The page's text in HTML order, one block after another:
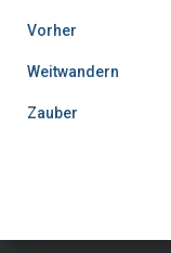
Vorher
Weitwandern
Zauber